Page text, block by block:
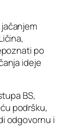
po
ideje
BS,
podršku,
odgovornu i